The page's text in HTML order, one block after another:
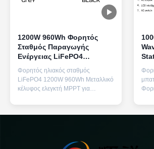
1200W 960Wh Φορητός
Σταθμός Παραγωγής
Ενέργειας LiFePO4
Ελεγκτής MPPT Παροχή
Ενέργειας Αποθήκευσης
Φορητός ηλιακός σταθμός
LiFePO4 1200W 960Wh Μεταλλικό
κέλυφος ελεγκτή MPPT για
έκτακτης ανάγκης σε εξωτερικό
χώρο σπιτιού Προδιαγραφές
αποθήκευσης ενέργειας Αριθμός